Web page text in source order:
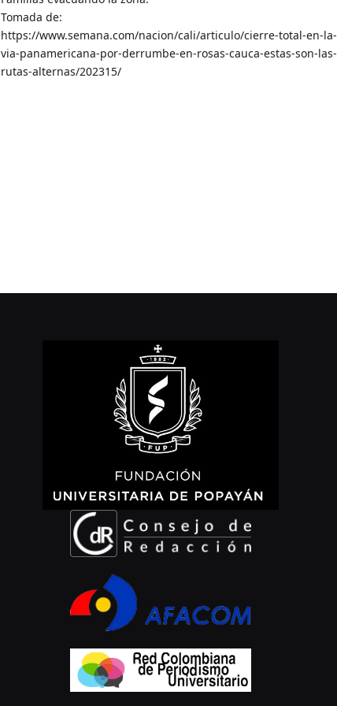
Tomada de:
https://www.semana.com/nacion/cali/articulo/cierre-total-en-la-
via-panamericana-por-derrumbe-en-rosas-cauca-estas-son-las-
rutas-alternas/202315/